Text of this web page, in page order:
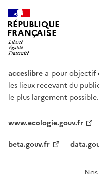
RÉPUBLIQUE
FRANÇAISE
acceslibre a pour objectif
les lieux recevant du
le plus largement possible.
www.ecologie.gouv.fr
beta.gouv.fr